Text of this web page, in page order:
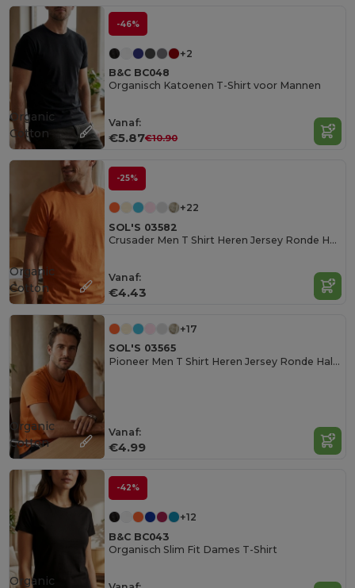
-46%
+2
B&C BC048
Organisch Katoenen T-Shirt voor Mannen
Vanaf:
€5.87€10.90
Organic
Cotton
-25%
+22
SOL'S 03582
Crusader Men T Shirt Heren Jersey Ronde Hals Getailleerd
Vanaf:
€4.43
Organic
Cotton
+17
SOL'S 03565
Pioneer Men T Shirt Heren Jersey Ronde Hals Getailleerd
Vanaf:
€4.99
Organic
Cotton
-42%
+12
B&C BC043
Organisch Slim Fit Dames T-Shirt
Organic